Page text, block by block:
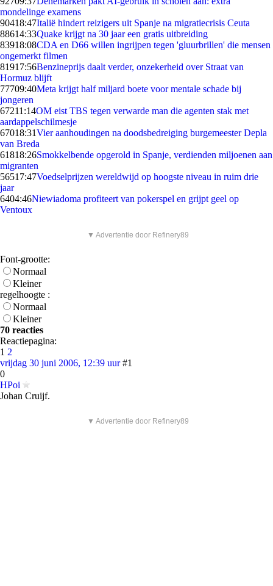
mondelinge examens
90418:47Italië hindert reizigers uit Spanje na migratiecrisis Ceuta
88614:33Quake krijgt na 30 jaar een gratis uitbreiding
83918:08CDA en D66 willen ingrijpen tegen 'gluurbrillen' die mensen
ongemerkt filmen
81917:56Benzineprijs daalt verder, onzekerheid over Straat van
Hormuz blijft
77709:40Meta krijgt half miljard boete voor mentale schade bij
jongeren
67211:14OM eist TBS tegen verwarde man die agenten stak met
aardappelschilmesje
67018:31Vier aanhoudingen na doodsbedreiging burgemeester Depla
van Breda
61818:26Smokkelbende opgerold in Spanje, verdienden miljoenen aan
migranten
56517:47Voedselprijzen wereldwijd op hoogste niveau in ruim drie
jaar
6404:46Niewiadoma profiteert van pokerspel en grijpt geel op
Ventoux
▼ Advertentie door Refinery89
Font-grootte:
Normaal
Kleiner
regelhoogte :
Normaal
Kleiner
70 reacties
Reactiepagina:
1 2
vrijdag 30 juni 2006, 12:39 uur #1
0
HPoi
Johan Cruijf.
▼ Advertentie door Refinery89